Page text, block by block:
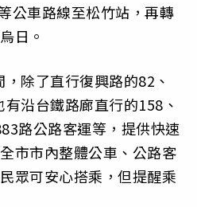
公車路線至松竹站，再轉
日。
除了直行復興路的82、
沿台鐵路廊直行的158、
路公路客運等，提供快速
市市內整體公車、公路客
眾可安心搭乘，但提醒乘